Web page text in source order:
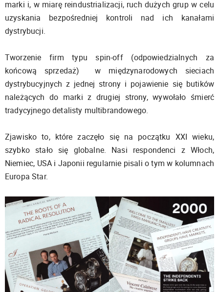
marki i, w miarę reindustrializacji, ruch dużych grup w celu
uzyskania bezpośredniej kontroli nad ich kanałami
dystrybucji.
Tworzenie firm typu spin-off (odpowiedzialnych za
końcową sprzedaż) w międzynarodowych sieciach
dystrybucyjnych z jednej strony i pojawienie się butików
należących do marki z drugiej strony, wywołało śmierć
tradycyjnego detalisty multibrandowego.
Zjawisko to, które zaczęło się na początku XXI wieku,
szybko stało się globalne. Nasi respondenci z Włoch,
Niemiec, USA i Japonii regularnie pisali o tym w kolumnach
Europa Star.